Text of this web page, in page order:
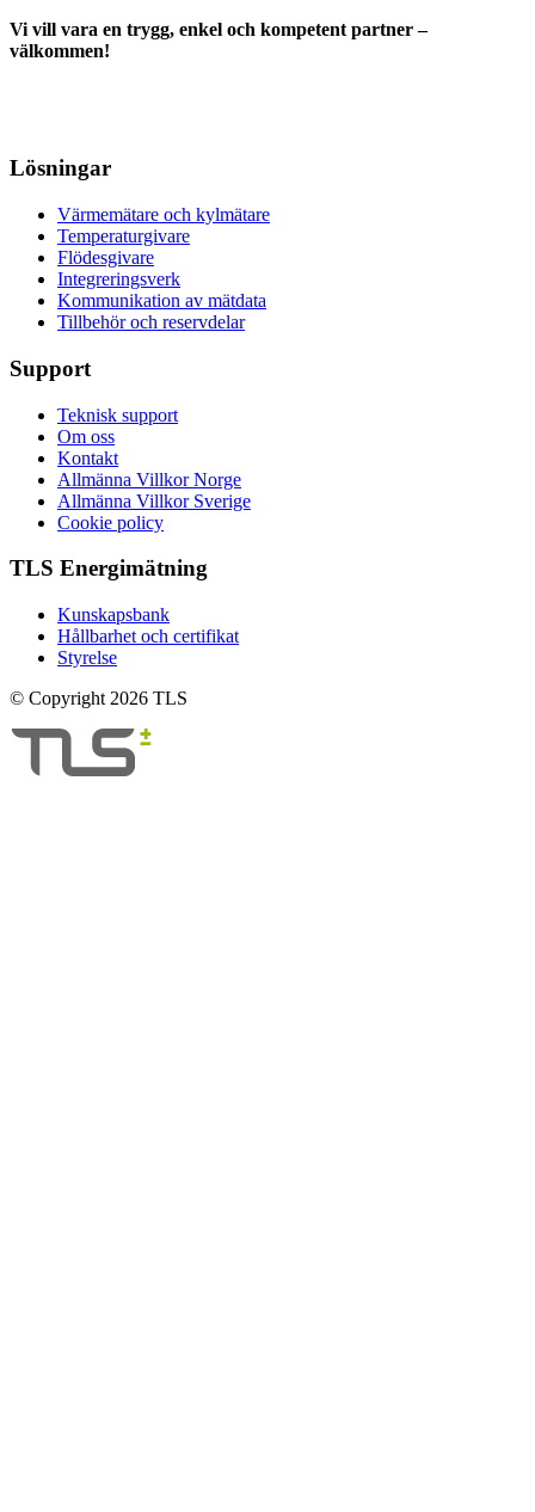
Vi vill vara en trygg, enkel och kompetent partner –
välkommen!
Lösningar
Värmemätare och kylmätare
Temperaturgivare
Flödesgivare
Integreringsverk
Kommunikation av mätdata
Tillbehör och reservdelar
Support
Teknisk support
Om oss
Kontakt
Allmänna Villkor Norge
Allmänna Villkor Sverige
Cookie policy
TLS Energimätning
Kunskapsbank
Hållbarhet och certifikat
Styrelse
© Copyright 2026 TLS